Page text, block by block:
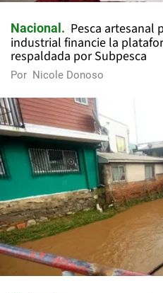
Nacional
Pesca artesanal
industrial financie la
respaldada por Subpesca
Por Nicole Donoso